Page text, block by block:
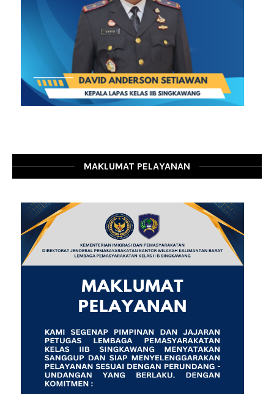
MAKLUMAT PELAYANAN